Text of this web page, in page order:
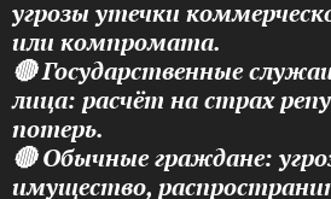
угрозы утечки
или компромата.
🔴 Государственные
лица: расчёт на страх
потерь.
🔴 Обычные граждане:
имущество,